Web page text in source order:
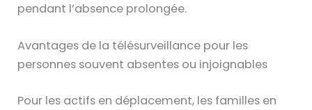
pendant l’absence prolongée.
Avantages de la télésurveillance pour les
personnes souvent absentes ou injoignables
Pour les actifs en déplacement, les familles en